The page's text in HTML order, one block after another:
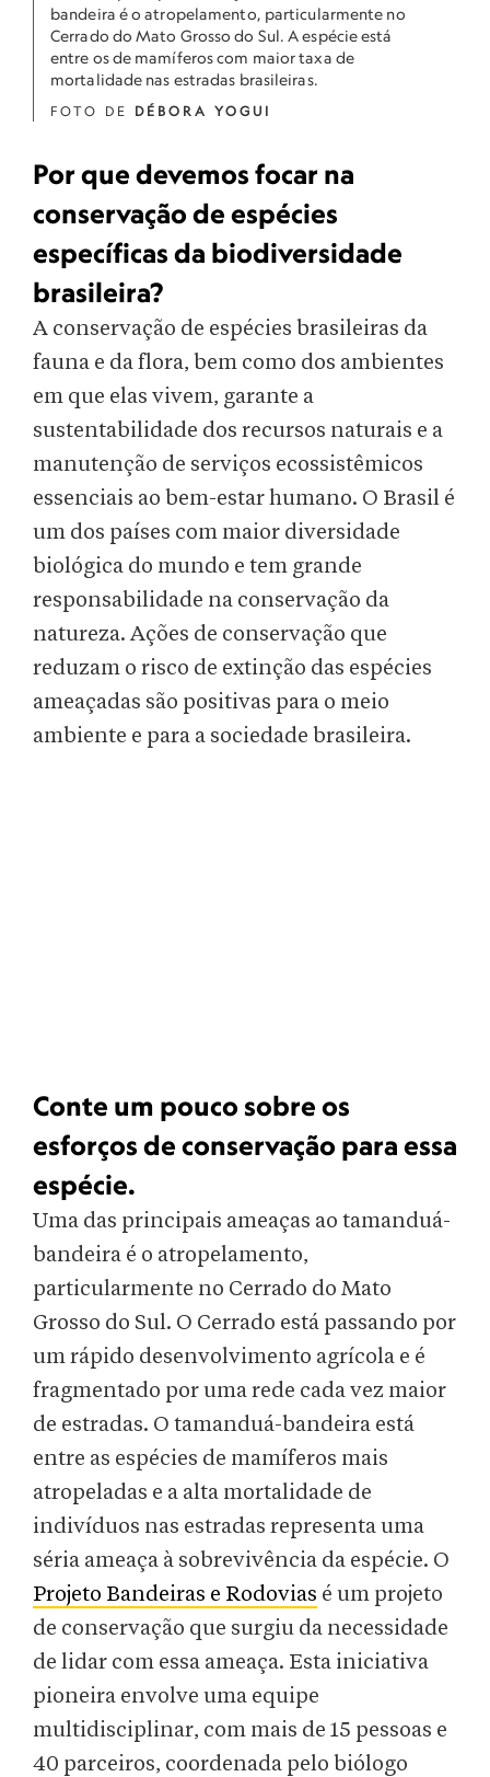
bandeira é o atropelamento, particularmente no
Cerrado do Mato Grosso do Sul. A espécie está
entre os de mamíferos com maior taxa de
mortalidade nas estradas brasileiras.
FOTO DE DÉBORA YOGUI
Por que devemos focar na
conservação de espécies
específicas da biodiversidade
brasileira?
A conservação de espécies brasileiras da
fauna e da flora, bem como dos ambientes
em que elas vivem, garante a
sustentabilidade dos recursos naturais e a
manutenção de serviços ecossistêmicos
essenciais ao bem-estar humano. O Brasil é
um dos países com maior diversidade
biológica do mundo e tem grande
responsabilidade na conservação da
natureza. Ações de conservação que
reduzam o risco de extinção das espécies
ameaçadas são positivas para o meio
ambiente e para a sociedade brasileira.
Conte um pouco sobre os
esforços de conservação para essa
espécie.
Uma das principais ameaças ao tamanduá-
bandeira é o atropelamento,
particularmente no Cerrado do Mato
Grosso do Sul. O Cerrado está passando por
um rápido desenvolvimento agrícola e é
fragmentado por uma rede cada vez maior
de estradas. O tamanduá-bandeira está
entre as espécies de mamíferos mais
atropeladas e a alta mortalidade de
indivíduos nas estradas representa uma
séria ameaça à sobrevivência da espécie. O
Projeto Bandeiras e Rodovias é um projeto
de conservação que surgiu da necessidade
de lidar com essa ameaça. Esta iniciativa
pioneira envolve uma equipe
multidisciplinar, com mais de 15 pessoas e
40 parceiros, coordenada pelo biólogo